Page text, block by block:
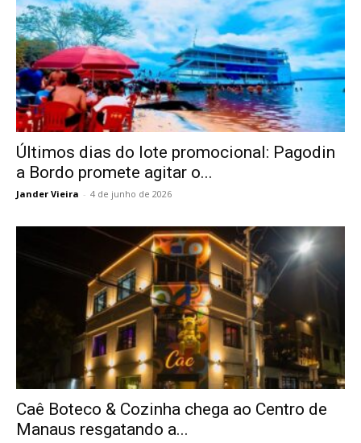
Últimos dias do lote promocional: Pagodin
a Bordo promete agitar o...
Jander Vieira - 4 de junho de 2026
Caê Boteco & Cozinha chega ao Centro de
Manaus resgatando a...